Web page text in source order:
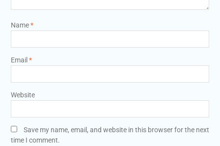
Name*
Email *
Website
Save my name, email, and website in this browser for the next
time I comment.